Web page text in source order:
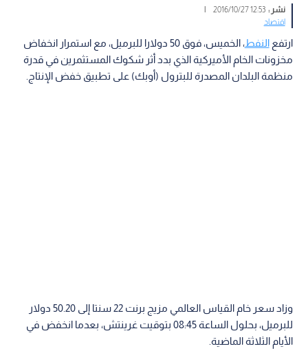
نشر :12:53 2016/10/27
|
اقتصاد
ارتفعالنفط
، الخميس، فوق 50 دولارا للبرميل، مع استمرار انخفاض
مخزونات الخام الأميركية الذي بدد أثر شكوك المستثمرين في قدرة
منظمة البلدان المصدرة للبترول (أوبك) على تطبيق خفض الإنتاج.
وزاد سعر خام القياس العالمي مزيج برنت 22 سنتا إلى 50.20 دولار
للبرميل، بحلول الساعة 08:45 بتوقيت غرينتش، بعدما انخفض في
الأيام الثلاثة الماضية.